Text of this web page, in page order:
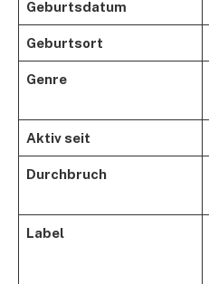
Geburtsdatum
Geburtsort
Genre
Aktiv seit
Durchbruch
Label